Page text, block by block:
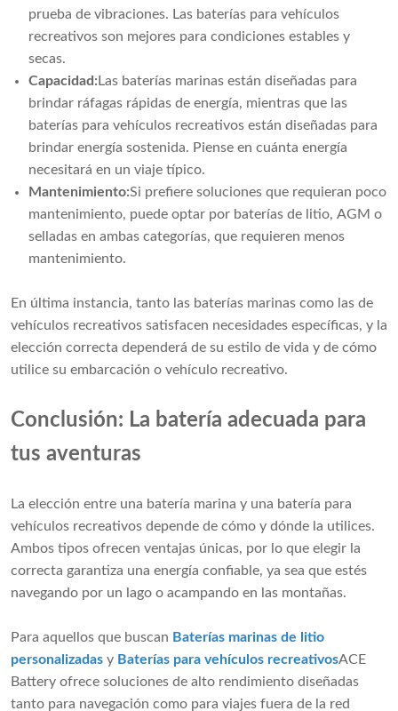
prueba de vibraciones. Las baterías para vehículos
recreativos son mejores para condiciones estables y
secas.
Capacidad: Las baterías marinas están diseñadas para
brindar ráfagas rápidas de energía, mientras que las
baterías para vehículos recreativos están diseñadas para
brindar energía sostenida. Piense en cuánta energía
necesitará en un viaje típico.
Mantenimiento:Si prefiere soluciones que requieran poco
mantenimiento, puede optar por baterías de litio, AGM o
selladas en ambas categorías, que requieren menos
mantenimiento.
En última instancia, tanto las baterías marinas como las de
vehículos recreativos satisfacen necesidades específicas, y la
elección correcta dependerá de su estilo de vida y de cómo
utilice su embarcación o vehículo recreativo.
Conclusión: La batería adecuada para
tus aventuras
La elección entre una batería marina y una batería para
vehículos recreativos depende de cómo y dónde la utilices.
Ambos tipos ofrecen ventajas únicas, por lo que elegir la
correcta garantiza una energía confiable, ya sea que estés
navegando por un lago o acampando en las montañas.
Para aquellos que buscan Baterías marinas de litio
personalizadas y Baterías para vehículos recreativosACE
Battery ofrece soluciones de alto rendimiento diseñadas
tanto para navegación como para viajes fuera de la red